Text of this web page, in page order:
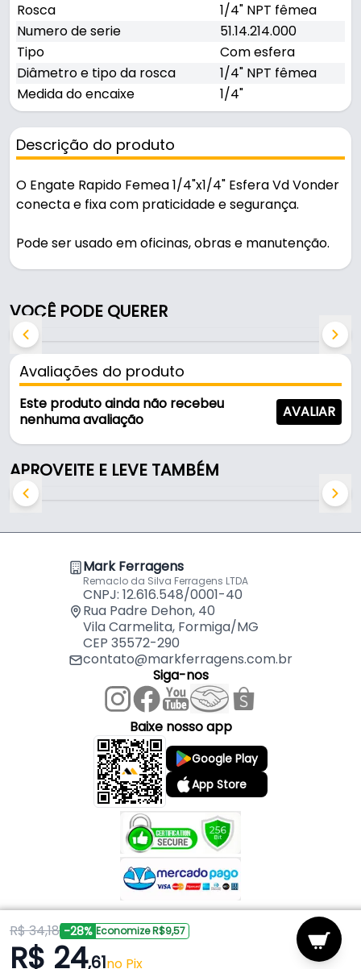
R$ 34,18 -28% Economize R$9,57
R$ 24,61no Pix
Rosca
1/4" NPT fêmea
Numero de serie
51.14.214.000
Tipo
Com esfera
Diâmetro e tipo da rosca
1/4" NPT fêmea
Medida do encaixe
1/4"
Descrição do produto
O Engate Rapido Femea 1/4"x1/4" Esfera Vd Vonder
conecta e fixa com praticidade e segurança.
Pode ser usado em oficinas, obras e manutenção.
zincado, é resistente e durável no uso diário.
Características:
- Marca: Vonder
- Material: Aço carbono
- Acabamento: Zincado
- Rosca: 1/4" NPT fêmea
- Diâmetro e tipo da rosca: 1/4" NPT fêmea
- Medida do encaixe: 1/4"
VOCÊ PODE QUERER
Avaliações do produto
Este produto ainda não recebeu
nenhuma avaliação
AVALIAR
APROVEITE E LEVE TAMBÉM
Mark Ferragens
Remaclo da Silva Ferragens LTDA
CNPJ: 12.616.548/0001-40
Rua Padre Dehon, 40
Vila Carmelita, Formiga/MG
CEP 35572-290
contato@markferragens.com.br
Siga-nos
Baixe nosso app
Google Play
App Store
Copyright © 2026 Mark Ferragens. Todos os direitos reservados.